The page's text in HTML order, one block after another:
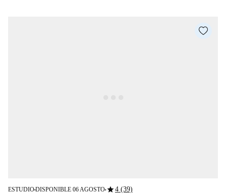
ESTUDIO■DISPONIBLE 06 AGOSTO■star4 (39)